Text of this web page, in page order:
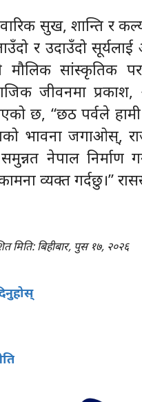
सुख, शान्ति र
र उदाउँदो
मौलिक सांस्कृतिक
जीवनमा
छ, “छठ पर्वले
भावना जगाओस्,
नेपाल निर्माण
व्यक्त गर्दछु।”
मिति: बिहीबार, पुस १७, २०२६